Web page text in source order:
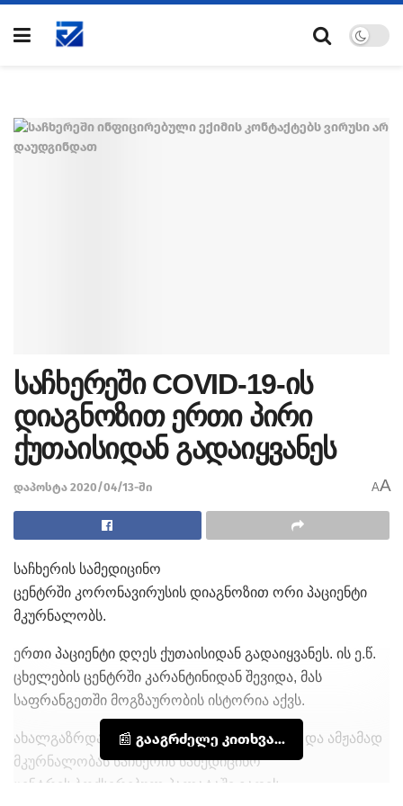
საჩხერეში COVID-19-ის
დიაგნოზით ერთი პირი
ქუთაისიდან გადაიყვანეს
დაპოსტა 2020/04/13-ში AA
საჩხერის სამედიცინო
ცენტრში კორონავირუსის დიაგნოზით ორი პაციენტი
მკურნალობს.
ერთი პაციენტი დღეს ქუთაისიდან გადაიყვანეს. ის ე.წ.
ცხელების ცენტრში კარანტინიდან შევიდა, მას
საფრანგეთში მოგზაურობის ისტორია აქვს.
ახალგაზრდა მამაკაცი საჩხერის მკვიდრია და ამჟამად
მკურნალობას საჩხერის სამედიცინო
ცენტრის ბოქსირებულ პალატაში გადის.
📰 გააგრძელე კითხვა...